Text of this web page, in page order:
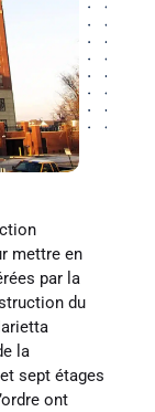
mettre en
par la
du
la
sept étages
ont